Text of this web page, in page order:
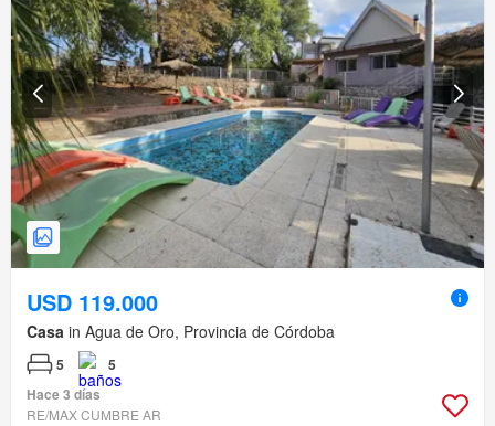
USD 119.000
Casa in Agua de Oro, Provincia de Córdoba
5
5
Hace 3 días
RE/MAX CUMBRE AR